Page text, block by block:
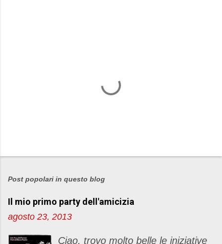
P
s
a
u
c
Post popolari in questo blog
Il mio primo party dell'amicizia
agosto 23, 2013
Ciao, trovo molto belle le iniziative